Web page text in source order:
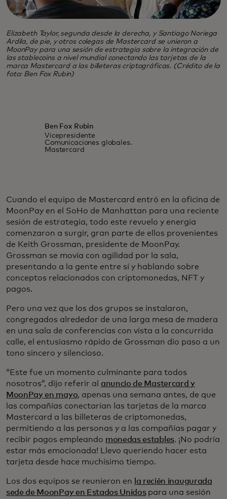
Elizabeth Taylor, segunda desde la derecha, y Santiago Noriega
Ardila, de pie, y otros colegas de Mastercard se unieron a
MoonPay para una sesión de estrategia sobre la integración de
las stablecoins a nivel mundial conectando las tarjetas de la
marca Mastercard a las billeteras criptográficas. (Crédito de la
foto: Ben Fox Rubin)
Ben Fox Rubin
Vicepresidente
Comunicaciones globales.
Mastercard
Cuando el equipo de Mastercard entró en la oficina de
MoonPay en el SoHo de Manhattan para una reciente
sesión de estrategia, todo este revuelo y energía
comenzaron a surgir, gran parte de ellos provenientes
de Keith Grossman, presidente de MoonPay.
Grossman se movía con agilidad por la sala,
presentando a la gente entre sí y hablando sobre
conceptos relacionados con criptomonedas, NFT y
pagos.
Pero una vez que los dos grupos se instalaron,
congregados alrededor de una larga mesa de madera
en una sala de conferencias con vista a la concurrida
calle, el entusiasmo rápido de Grossman dio paso a un
tono sincero y silencioso.
“Este fue un momento culminante para todos
nosotros”, dijo referir al anuncio de Mastercard y
MoonPay en mayo, apenas una semana antes, de que
las compañías conectarían las tarjetas de la marca
Mastercard a las billeteras de criptomonedas,
permitiendo a las personas y a las compañías pagar y
recibir pagos empleando monedas estables. ¡No podría
estar más emocionada! Llevo queriendo hacer esta
tarjeta desde hace muchísimo tiempo.
Los dos equipos se reunieron en
la recién inaugurada
sede de MoonPay en Estados Unidospara una sesión